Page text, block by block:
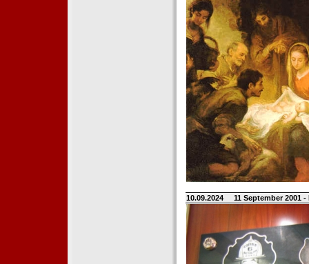
10.09.2024 11 September 2001